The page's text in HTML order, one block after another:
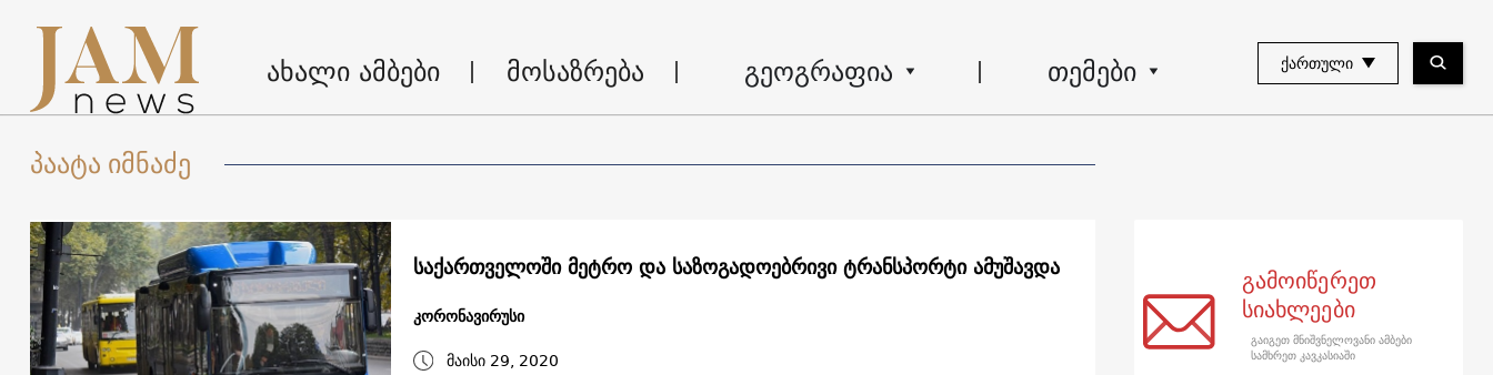
ახალი ამბები მოსაზრება გეოგრაფია თემები ᲥᲐᲠᲗᲣᲚᲘ
პაატა იმნაძე
საქართველოში მეტრო და საზოგადოებრივი ტრანსპორტი ამუშავდა
კორონავირუსი
მაისი 29, 2020
გამოიწერეთ
სიახლეები
გაიგეთ მნიშვნელოვანი ამბები
სამხრეთ კავკასიაში